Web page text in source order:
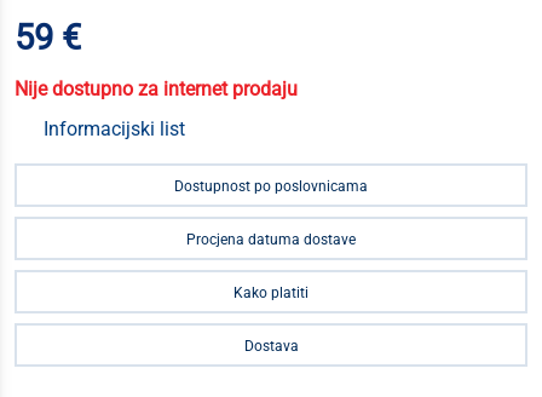
59 €
Nije dostupno za internet prodaju
Informacijski list
Dostupnost po poslovnicama
Procjena datuma dostave
Kako platiti
Dostava